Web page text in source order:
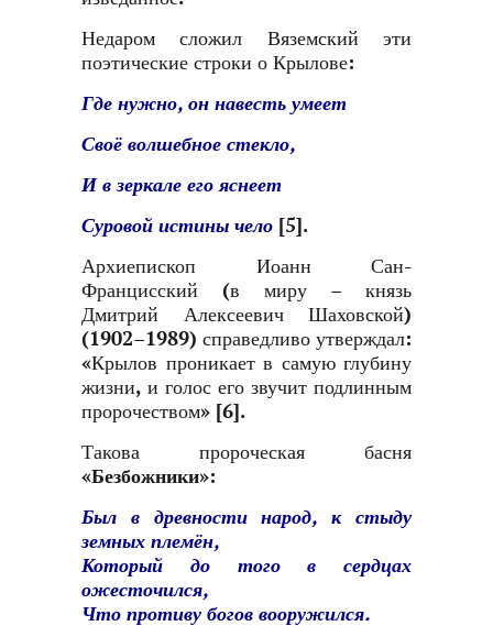
Недаром сложил Вяземский эти
поэтические строки о Крылове:
Где нужно, он навесть умеет
Своё волшебное стекло,
И в зеркале его яснеет
Суровой истины чело [5].
Архиепископ Иоанн Сан-
Францисский (в миру – князь
Дмитрий Алексеевич Шаховской)
(1902–1989) справедливо утверждал:
«Крылов проникает в самую глубину
жизни, и голос его звучит подлинным
пророчеством» [6].
Такова пророческая басня
«Безбожники»:
Был в древности народ, к стыду
земных племён,
Который до того в сердцах
ожесточился,
Что противу богов вооружился.